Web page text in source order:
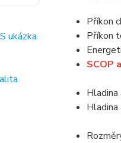
Příkon
Příkon
SCOP